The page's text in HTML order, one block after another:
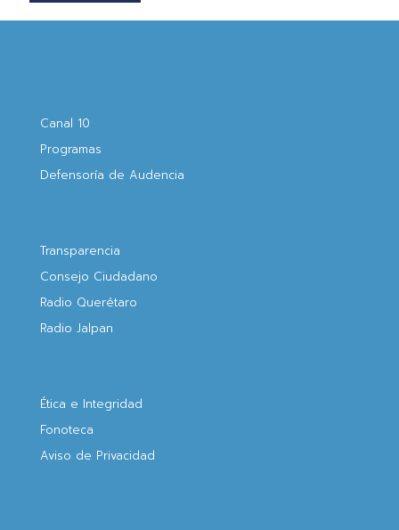
Canal 10
Programas
Defensoría de Audencia
Transparencia
Consejo Ciudadano
Radio Querétaro
Radio Jalpan
Ética e Integridad
Fonoteca
Aviso de Privacidad